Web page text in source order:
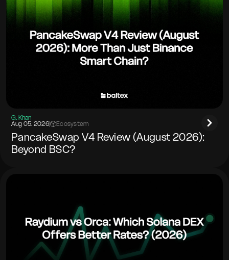
G. Khan
Aug 05. 2026| Ecosystem
PancakeSwap V4 Review (August 2026):
Beyond BSC?